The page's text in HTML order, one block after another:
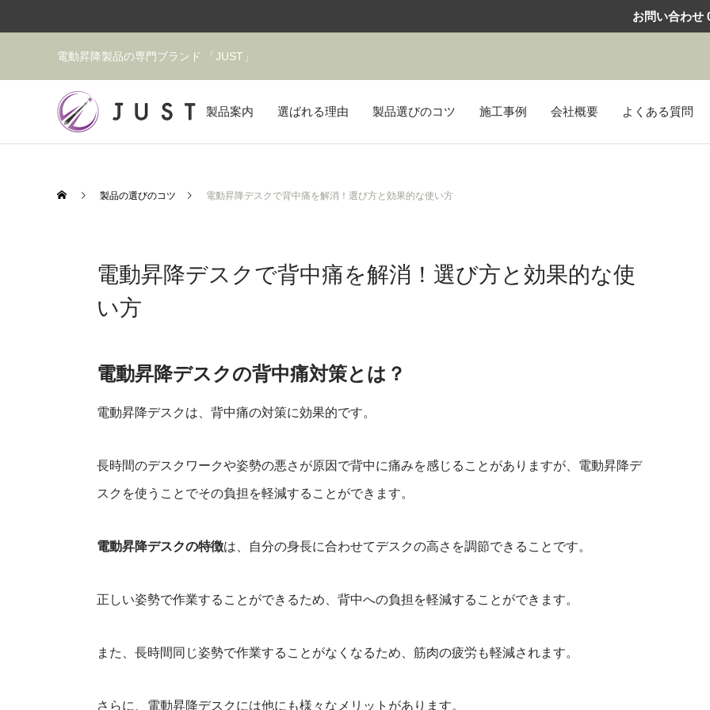
お問い合わせ
電動昇降製品の専門ブランド 「JUST」
製品案内 選ばれる理由 製品選びのコツ 施工事例 会社概要 よくある質問
電動昇降洗面台
製品の選びのコツ 電動昇降デスクで背中痛を解消！選び方と効果的な使い方
電動昇降デスクで背中痛を解消！選び方と効果的な使
い方
電動昇降デスクの背中痛対策とは？
電動昇降デスクは、背中痛の対策に効果的です。
長時間のデスクワークや姿勢の悪さが原因で背中に痛みを感じることがありますが、電動昇降デ
スクを使うことでその負担を軽減することができます。
電動昇降デスクの特徴は、自分の身長に合わせてデスクの高さを調節できることです。
正しい姿勢で作業することができるため、背中への負担を軽減することができます。
また、長時間同じ姿勢で作業することがなくなるため、筋肉の疲労も軽減されます。
さらに、電動昇降デスクには他にも様々なメリットがあります。